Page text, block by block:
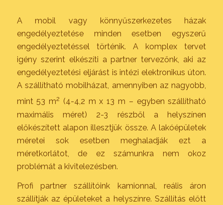
A mobil vagy könnyűszerkezetes házak
engedélyeztetése minden esetben egyszerű
engedélyeztetéssel történik. A komplex tervet
igény szerint elkészíti a partner tervezőnk, aki az
engedélyeztetési eljárást is intézi elektronikus úton.
A szállítható mobilházat, amennyiben az nagyobb,
mint 53 m2 (4-4,2 m x 13 m – egyben szállítható
maximális méret) 2-3 részből a helyszínen
előkészített alapon illesztjük össze. A lakóépületek
méretei sok esetben meghaladják ezt a
méretkorlátot, de ez számunkra nem okoz
problémát a kivitelezésben.
Profi partner szállítóink kamionnal, reális áron
szállítják az épületeket a helyszínre. Szállítás előtt